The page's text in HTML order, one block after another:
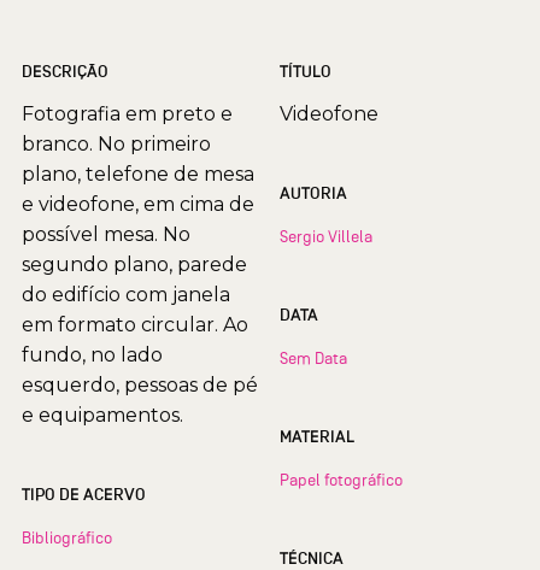
DESCRIÇÃO
Fotografia em preto e
branco. No primeiro
plano, telefone de mesa
e videofone, em cima de
possível mesa. No
segundo plano, parede
do edifício com janela
em formato circular. Ao
fundo, no lado
esquerdo, pessoas de pé
e equipamentos.
TIPO DE ACERVO
Bibliográfico
TÍTULO
Videofone
AUTORIA
Sergio Villela
DATA
Sem Data
MATERIAL
Papel fotográfico
TÉCNICA